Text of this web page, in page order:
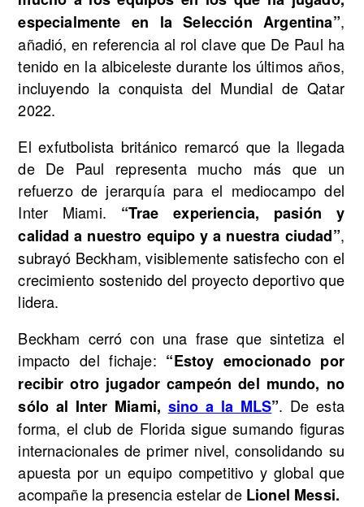
especialmente en la Selección Argentina”,
añadió, en referencia al rol clave que De Paul ha
tenido en la albiceleste durante los últimos años,
incluyendo la conquista del Mundial de Qatar
2022.
El exfutbolista británico remarcó que la llegada
de De Paul representa mucho más que un
refuerzo de jerarquía para el mediocampo del
Inter Miami. “Trae experiencia, pasión y
calidad a nuestro equipo y a nuestra ciudad”,
subrayó Beckham, visiblemente satisfecho con el
crecimiento sostenido del proyecto deportivo que
lidera.
Beckham cerró con una frase que sintetiza el
impacto del fichaje: “Estoy emocionado por
recibir otro jugador campeón del mundo, no
sólo al Inter Miami, sino a la MLS”. De esta
forma, el club de Florida sigue sumando figuras
internacionales de primer nivel, consolidando su
apuesta por un equipo competitivo y global que
acompañe la presencia estelar deLionel Messi.